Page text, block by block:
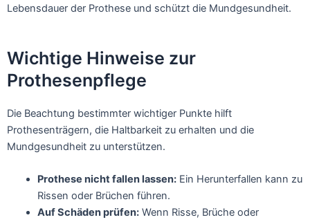
Lebensdauer der Prothese und schützt die Mundgesundheit.
Wichtige Hinweise zur
Prothesenpflege
Die Beachtung bestimmter wichtiger Punkte hilft
Prothesenträgern, die Haltbarkeit zu erhalten und die
Mundgesundheit zu unterstützen.
Prothese nicht fallen lassen:Ein Herunterfallen kann zu
Rissen oder Brüchen führen.
Auf Schäden prüfen:Wenn Risse, Brüche oder